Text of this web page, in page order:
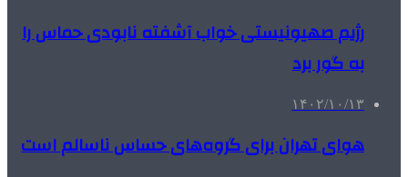
رژیم صهیونیستی خواب آشفته نابودی حماس را
به گور برد
۱۴۰۲/۱۰/۱۳
هوای تهران برای گروه‌های حساس ناسالم است